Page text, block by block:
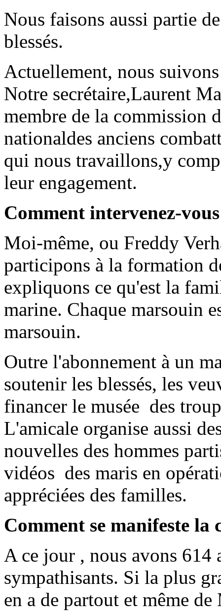
Nous faisons aussi partie
blessés.
Actuellement, nous
Notre secrétaire,Laurent
membre de la commission
nationaldes anciens
qui nous travaillons,y
leur engagement.
Comment intervenez-
Moi-même, ou Freddy
participons à la formation
expliquons ce qu'est la
marine. Chaque marsouin
marsouin.
Outre l'abonnement à un
soutenir les blessés, les
financer le musée des
L'amicale organise aussi
nouvelles des hommes
vidéos des maris en
appréciées des familles.
Comment se manifeste la
A ce jour , nous avons 614
sympathisants. Si la plus
en a de partout et même